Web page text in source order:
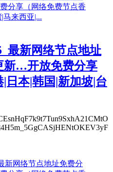
最新网络节点地址
…开放免费分享
|日本|韩国|新加坡|台